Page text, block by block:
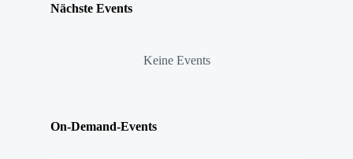
Nächste Events
Keine Events
On-Demand-Events